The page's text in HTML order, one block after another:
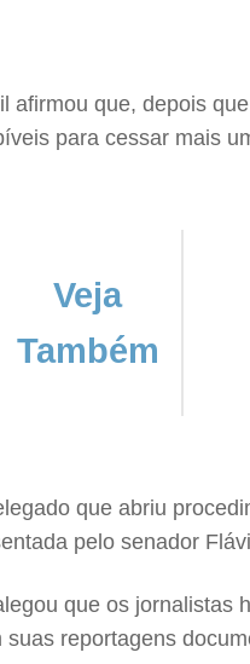
afirmou que, depois
para cessar mais
Veja
Também
que abriu
pelo senador
que os jornalistas
reportagens